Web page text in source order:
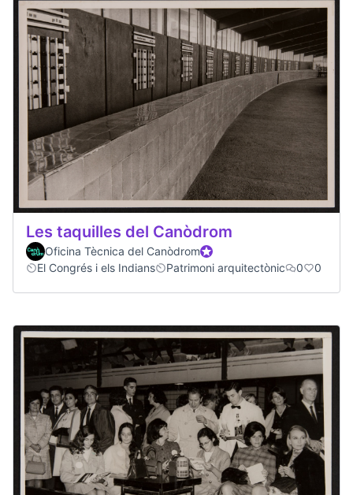
Les taquilles del Canòdrom
Oficina Tècnica del CanòdromOfficial participant
El Congrés i els Indians
Patrimoni arquitectònic 0 0